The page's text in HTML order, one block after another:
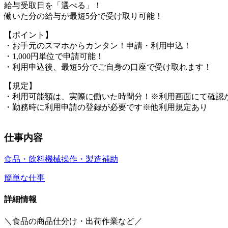
給与受取日を「選べる」！
働いた分の給与が最短5分で受け取り可能！
【ポイント】
・お手元のスマホからカンタン！申請・利用申込！
・1,000円単位で申請可能！
・利用申込後、最短5分でご自身の口座で受け取れます！
【規定】
・利用可能額は、実際に働いた時間分！※利用画面にて確認
・勤務時に利用申請の登録が必要です※他利用規定あり
仕事内容
食品・飲料機械操作・製造補助
簡単な仕事
詳細情報
＼食品の商品仕分け・出荷作業など／